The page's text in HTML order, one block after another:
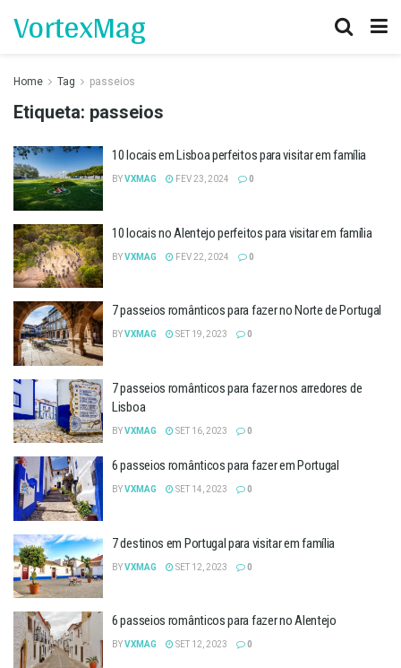
VortexMag
Home Tag passeios
Etiqueta: passeios
10 locais em Lisboa perfeitos para visitar em família
BYVXMAG FEV 23, 2024 0
10 locais no Alentejo perfeitos para visitar em família
BYVXMAG FEV 22, 2024 0
7 passeios românticos para fazer no Norte de Portugal
BYVXMAG SET 19, 2023 0
7 passeios românticos para fazer nos arredores de
Lisboa
BYVXMAG SET 16, 2023 0
6 passeios românticos para fazer em Portugal
BYVXMAG SET 14, 2023 0
7 destinos em Portugal para visitar em família
BYVXMAG SET 12, 2023 0
6 passeios românticos para fazer no Alentejo
BYVXMAG SET 12, 2023 0